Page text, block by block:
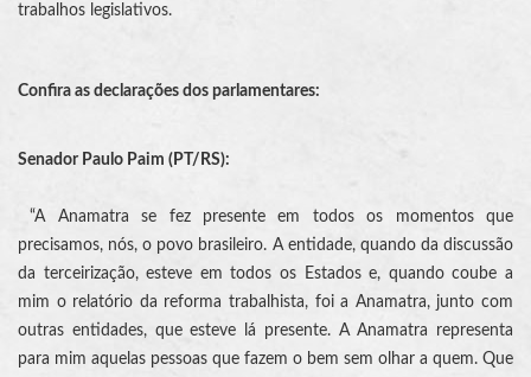
trabalhos legislativos.
Confira as declarações dos parlamentares:
Senador Paulo Paim (PT/RS):
“A Anamatra se fez presente em todos os momentos que
precisamos, nós, o povo brasileiro. A entidade, quando da discussão
da terceirização, esteve em todos os Estados e, quando coube a
mim o relatório da reforma trabalhista, foi a Anamatra, junto com
outras entidades, que esteve lá presente. A Anamatra representa
para mim aquelas pessoas que fazem o bem sem olhar a quem. Que